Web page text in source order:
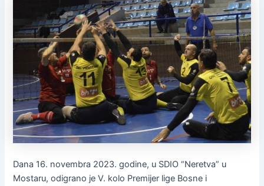
Dana 16. novembra 2023. godine, u SDIO “Neretva” u
Mostaru, odigrano je V. kolo Premijer lige Bosne i